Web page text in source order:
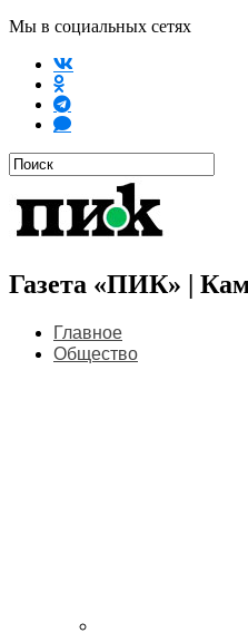
Мы в социальных сетях
Газета «ПИК» |
Главное
Общество